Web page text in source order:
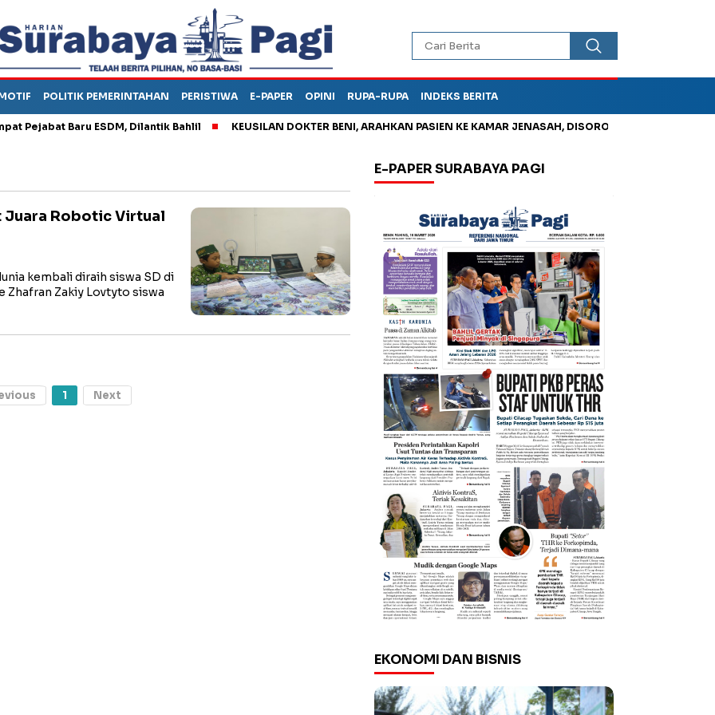
POLITIK PEMERINTAHAN PERISTIWA E-PAPER OPINI RUPA-RUPA INDEKS BERITA
Baru ESDM, Dilantik Bahlil KEUSILAN DOKTER BENI, ARAHKAN PASIEN KE KAMAR JENASAH, DISOROT
Juara Robotic Virtual
kembali diraih siswa SD di
Zakiy Lovtyto siswa
1 Next
E-PAPER SURABAYA PAGI
EKONOMI DAN BISNIS